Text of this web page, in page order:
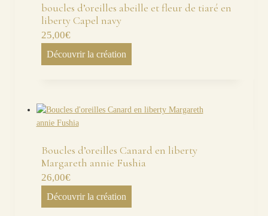
boucles d’oreilles abeille et fleur de tiaré en
liberty Capel navy
25,00€
Découvrir la création
Boucles d’oreilles Canard en liberty
Margareth annie Fushia
26,00€
Découvrir la création